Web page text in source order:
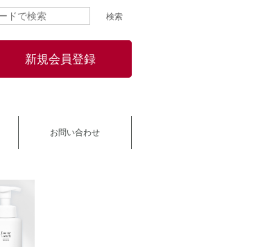
新規会員登録
お問い合わせ